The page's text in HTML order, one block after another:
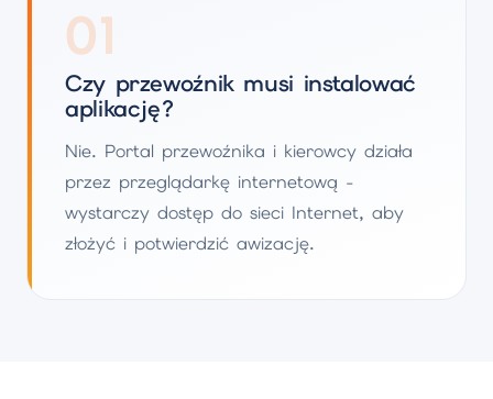
01
Czy przewoźnik musi instalować
aplikację?
Nie. Portal przewoźnika i kierowcy działa
przez przeglądarkę internetową -
wystarczy dostęp do sieci Internet, aby
złożyć i potwierdzić awizację.